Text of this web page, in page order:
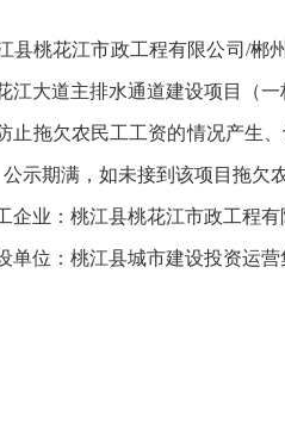
桃花江市政工程有限公司/郴州
江大道主排水通道建设项目（
拖欠农民工工资的情况产生、
公示期满，如未接到该项目拖欠
业：桃江县桃花江市政工程有
位：桃江县城市建设投资运营